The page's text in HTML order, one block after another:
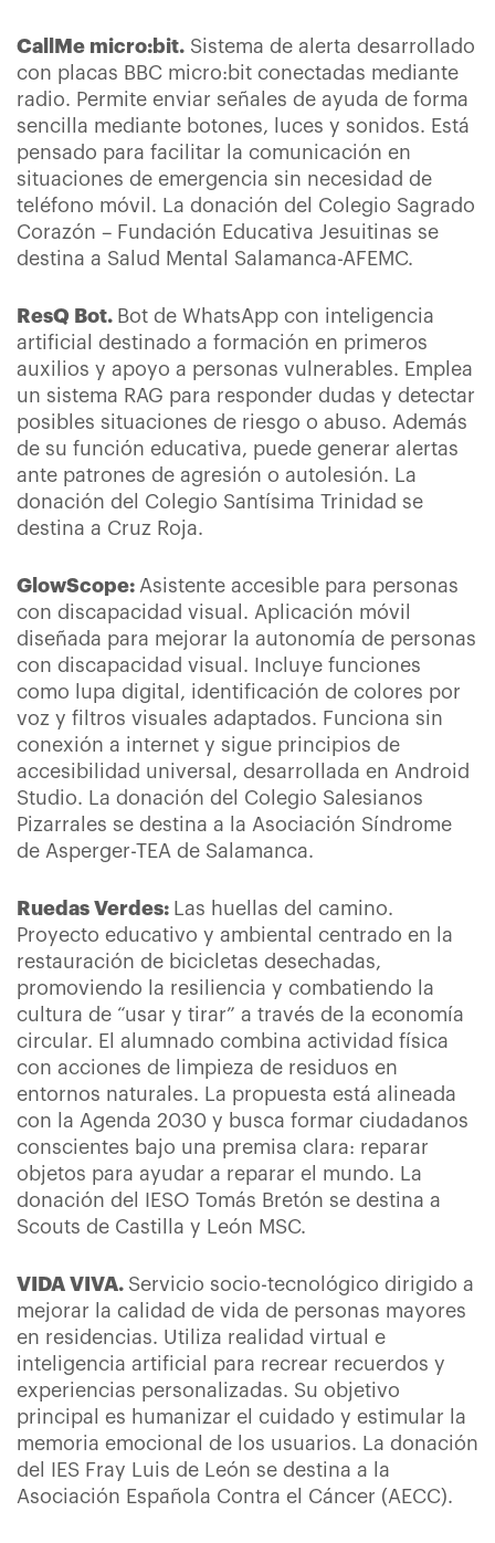
CallMe micro:bit. Sistema de alerta desarrollado
con placas BBC micro:bit conectadas mediante
radio. Permite enviar señales de ayuda de forma
sencilla mediante botones, luces y sonidos. Está
pensado para facilitar la comunicación en
situaciones de emergencia sin necesidad de
teléfono móvil. La donación del Colegio Sagrado
Corazón – Fundación Educativa Jesuitinas se
destina a Salud Mental Salamanca-AFEMC.
ResQ Bot. Bot de WhatsApp con inteligencia
artificial destinado a formación en primeros
auxilios y apoyo a personas vulnerables. Emplea
un sistema RAG para responder dudas y detectar
posibles situaciones de riesgo o abuso. Además
de su función educativa, puede generar alertas
ante patrones de agresión o autolesión. La
donación del Colegio Santísima Trinidad se
destina a Cruz Roja.
GlowScope: Asistente accesible para personas
con discapacidad visual. Aplicación móvil
diseñada para mejorar la autonomía de personas
con discapacidad visual. Incluye funciones
como lupa digital, identificación de colores por
voz y filtros visuales adaptados. Funciona sin
conexión a internet y sigue principios de
accesibilidad universal, desarrollada en Android
Studio. La donación del Colegio Salesianos
Pizarrales se destina a la Asociación Síndrome
de Asperger-TEA de Salamanca.
Ruedas Verdes: Las huellas del camino.
Proyecto educativo y ambiental centrado en la
restauración de bicicletas desechadas,
promoviendo la resiliencia y combatiendo la
cultura de “usar y tirar” a través de la economía
circular. El alumnado combina actividad física
con acciones de limpieza de residuos en
entornos naturales. La propuesta está alineada
con la Agenda 2030 y busca formar ciudadanos
conscientes bajo una premisa clara: reparar
objetos para ayudar a reparar el mundo. La
donación del IESO Tomás Bretón se destina a
Scouts de Castilla y León MSC.
VIDA VIVA. Servicio socio-tecnológico dirigido a
mejorar la calidad de vida de personas mayores
en residencias. Utiliza realidad virtual e
inteligencia artificial para recrear recuerdos y
experiencias personalizadas. Su objetivo
principal es humanizar el cuidado y estimular la
memoria emocional de los usuarios. La donación
del IES Fray Luis de León se destina a la
Asociación Española Contra el Cáncer (AECC).